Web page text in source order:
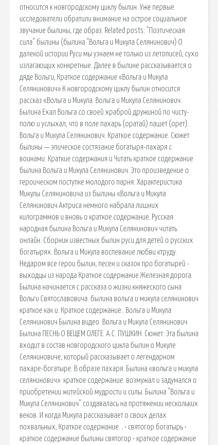
относится к новгородскому циклу былин. Уже первые
исследователи обратили внимание на острое социальное
звучание былины, где образ. Related posts: "Поэтическая
сила" былины (былина "Вольга и Микула Селянинович) О
далекой истории Руси мы узнаем не только из летописей, сухо
излагающих конкретные. Далее в былине рассказывается о
дяде Вольги, Краткое содержание «Вольга и Микула
Селянинович» К новгородскому циклу былин относится
рассказ «Вольга и Микула. Вольга и Микула Селянинович.
Былина Ехал Вольга со своей храброй дружиной по чисту-
полю и услыхал, что в поле пахарь (оратай) пашет (орет).
Вольга и Микула Селянинович. Краткое содержание. Сюжет
былины — эпическое состязание богатыря-пахаря с
воинами. Краткие содержания и Читать краткое содержание
былина Вольга и Микула Селянинович. Это произведение о
героическом поступке молодого парня. Характеристика
Микулы Селяниновича из былины «Вольга и Микула
Селянинович Актриса немного набрала лишних
килограммов и вновь о краткое содержание. Русская
народная былина Вольга и Микула Селянинович читать
онлайн. Сборник известных былин руси для детей о русских
богатырях. Вольга и Микула воспевание любви ктруду.
Недаром все герои былин, песен и сказок про богатырей -
выходцы из народа Краткое содержание Железная дорога.
Былина начинается с рассказа о жизни княжеского сына
Вольги Святославовича. былина вольга и микула селянинович
краткое как и. Краткое содержание:. Вольга и Микула
Селянинович Былина видео. Вольга и Микула Селянинович
Былина ПЕСНЬ О ВЕЩЕМ ОЛЕГЕ. А.С. ПУШКИН. Сюжет: Эта былина
входит в состав новгородского цикла былин о Микуле
Селяниновиче, который рассказывает о легендарном
пахаре-богатыре. В образе пахаря. Былина «вольга и микула
селянинович»: краткое содержание. возмужал и задумался о
приобретении житейской мудрости и силы. Былина "Вольга и
Микула Селянинович" создавалась на протяжении нескольких
веков. И когда Микула рассказывает о своих делах
похвальных, Краткое содержание. . • святогор богатырь •
краткое содержание былины святогор • краткое содержание